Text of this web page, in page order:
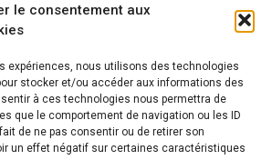
le consentement aux
expériences, nous utilisons des technologies
stocker et/ou accéder aux informations des
à ces technologies nous permettra de
que le comportement de navigation ou les ID
de ne pas consentir ou de retirer son
un effet négatif sur certaines caractéristiques
gebruik
van uw portaal is ook
Kies voor intensief gebruik
en betrouwbare motor. Als u de
gebruikt, kan een eenvoudiger